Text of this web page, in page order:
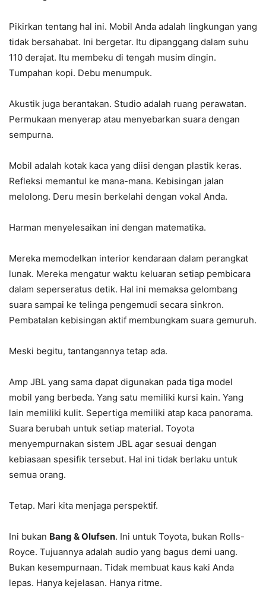
Pikirkan tentang hal ini. Mobil Anda adalah lingkungan yang
tidak bersahabat. Ini bergetar. Itu dipanggang dalam suhu
110 derajat. Itu membeku di tengah musim dingin.
Tumpahan kopi. Debu menumpuk.
Akustik juga berantakan. Studio adalah ruang perawatan.
Permukaan menyerap atau menyebarkan suara dengan
sempurna.
Mobil adalah kotak kaca yang diisi dengan plastik keras.
Refleksi memantul ke mana-mana. Kebisingan jalan
melolong. Deru mesin berkelahi dengan vokal Anda.
Harman menyelesaikan ini dengan matematika.
Mereka memodelkan interior kendaraan dalam perangkat
lunak. Mereka mengatur waktu keluaran setiap pembicara
dalam seperseratus detik. Hal ini memaksa gelombang
suara sampai ke telinga pengemudi secara sinkron.
Pembatalan kebisingan aktif membungkam suara gemuruh.
Meski begitu, tantangannya tetap ada.
Amp JBL yang sama dapat digunakan pada tiga model
mobil yang berbeda. Yang satu memiliki kursi kain. Yang
lain memiliki kulit. Sepertiga memiliki atap kaca panorama.
Suara berubah untuk setiap material. Toyota
menyempurnakan sistem JBL agar sesuai dengan
kebiasaan spesifik tersebut. Hal ini tidak berlaku untuk
semua orang.
Tetap. Mari kita menjaga perspektif.
Ini bukan Bang & Olufsen. Ini untuk Toyota, bukan Rolls-
Royce. Tujuannya adalah audio yang bagus demi uang.
Bukan kesempurnaan. Tidak membuat kaus kaki Anda
lepas. Hanya kejelasan. Hanya ritme.